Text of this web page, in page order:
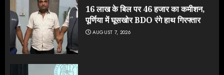
16 लाख के बिल पर 46 हजार का कमीशन,
पूर्णिया में घूसखोर BDO रंगे हाथ गिरफ्तार
AUGUST 7, 2026